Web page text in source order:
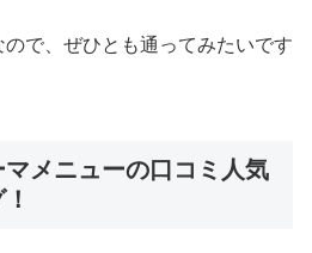
で、ぜひとも通ってみたいです
メニューの口コミ人気